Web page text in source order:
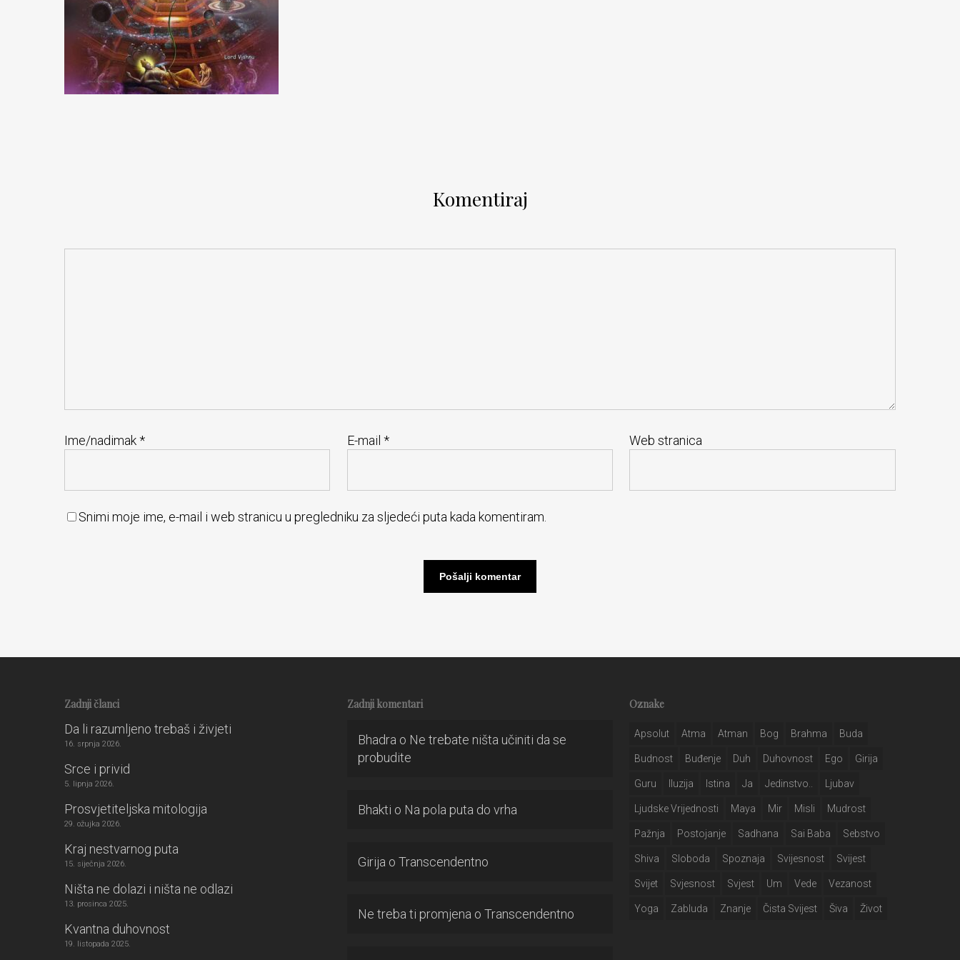
Komentiraj
Ime/nadimak* E-mail * Web stranica
Snimi moje ime, e-mail i web stranicu u pregledniku za sljedeći puta kada komentiram.
Zadnji članci
Da li razumljeno trebaš i živjeti
16. srpnja 2026.
Srce i privid
5. lipnja 2026.
Prosvjetiteljska mitologija
29. ožujka 2026.
Kraj nestvarnog puta
15. siječnja 2026.
Ništa ne dolazi i ništa ne odlazi
13. prosinca 2025.
Kvantna duhovnost
19. listopada 2025.
Zadnji komentari
Bhadra o Ne trebate ništa učiniti da se
probudite
Bhakti o Na pola puta do vrha
Girija o Transcendentno
Ne treba ti promjena o Transcendentno
Oznake
Apsolut Atma Atman Bog Brahma Buda
Budnost Buđenje Duh Duhovnost Ego Girija
Guru Iluzija Istina Ja Jedinstvo.. Ljubav
Ljudske Vrijednosti Maya Mir Misli Mudrost
Pažnja Postojanje Sadhana Sai Baba Sebstvo
Shiva Sloboda Spoznaja Svijesnost Svijest
Svijet Svjesnost Svjest Um Vede Vezanost
Yoga Zabluda Znanje Čista Svijest Šiva Život